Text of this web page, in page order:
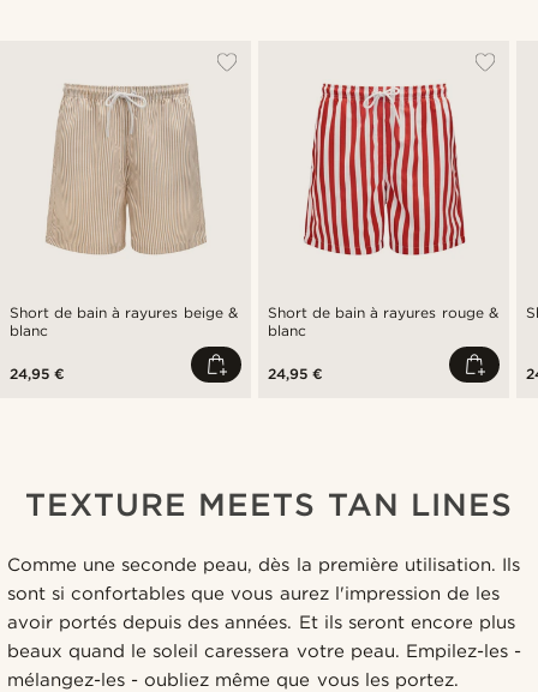
Short de bain à rayures beige &
blanc
24,95 €
Short de bain à rayures rouge &
blanc
24,95 €
TEXTURE MEETS TAN LINES
Comme une seconde peau, dès la première utilisation. Ils
sont si confortables que vous aurez l'impression de les
avoir portés depuis des années. Et ils seront encore plus
beaux quand le soleil caressera votre peau. Empilez-les -
mélangez-les - oubliez même que vous les portez.